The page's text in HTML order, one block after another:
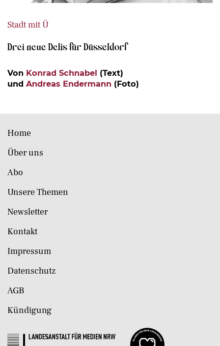
Stadt mit Ü
Drei neue Delis für Düsseldorf
Von Konrad Schnabel (Text)
und Andreas Endermann (Foto)
Home
Über uns
Abo
Unsere Themen
Newsletter
Kontakt
Impressum
Datenschutz
AGB
Kündigung